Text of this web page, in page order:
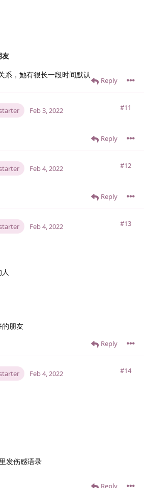
友
系，她有很长一段时间默认
Reply
#11
Feb 3, 2022
Reply
#12
Feb 4, 2022
Reply
#13
Feb 4, 2022
的朋友
Reply
#14
Feb 4, 2022
发伤感语录
Reply